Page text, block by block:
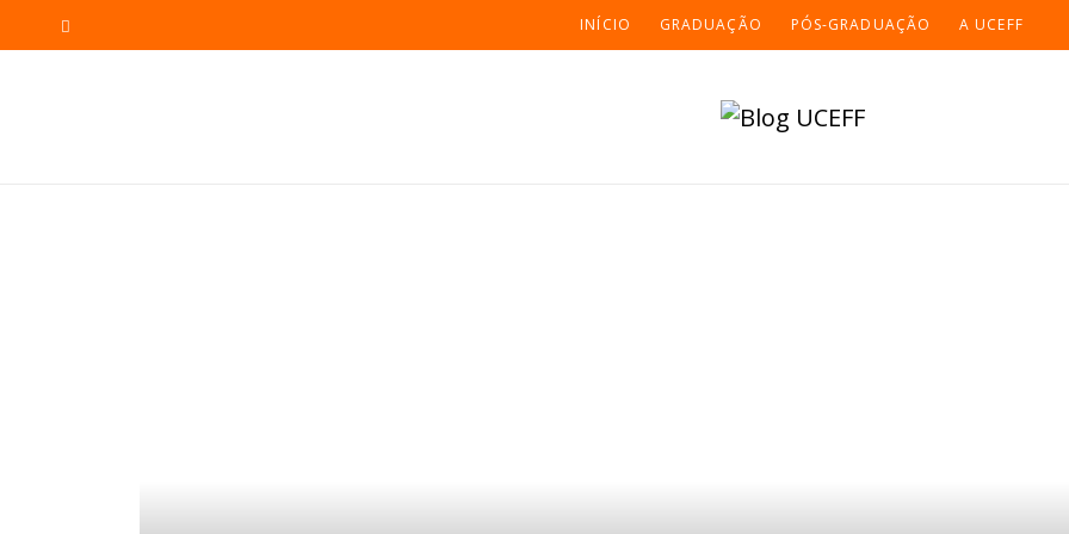
INÍCIO GRADUAÇÃO PÓS-GRADUAÇÃO A UCEFF